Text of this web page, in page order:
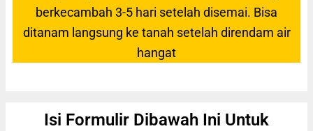
berkecambah 3-5 hari setelah disemai. Bisa
ditanam langsung ke tanah setelah direndam air
hangat
Isi Formulir Dibawah Ini Untuk